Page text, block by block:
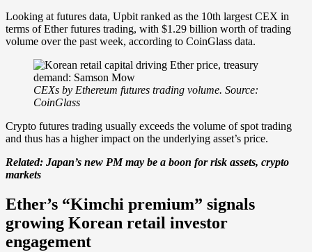
Looking at futures data, Upbit ranked as the 10th largest CEX in
terms of Ether futures trading, with $1.29 billion worth of trading
volume over the past week, according to CoinGlass data.
CEXs by Ethereum futures trading volume. Source:
CoinGlass
Crypto futures trading usually exceeds the volume of spot trading
and thus has a higher impact on the underlying asset’s price.
Related: Japan’s new PM may be a boon for risk assets, crypto
markets
Ether’s “Kimchi premium” signals
growing Korean retail investor
engagement